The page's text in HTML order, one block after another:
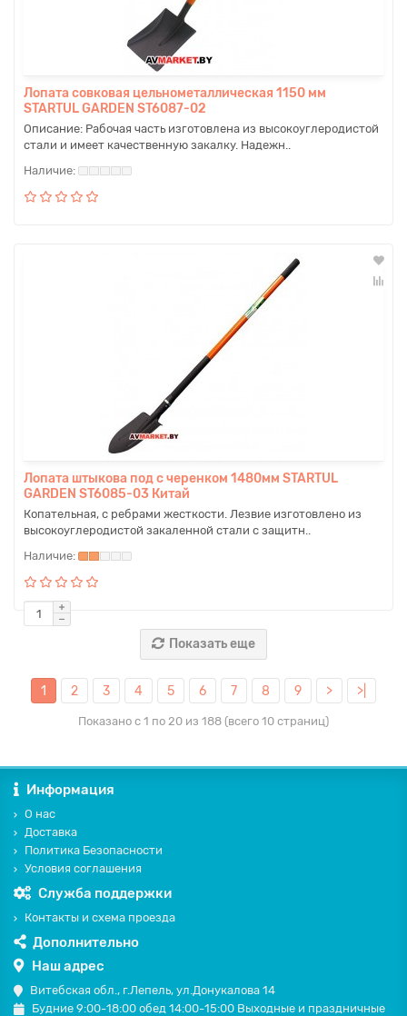
Лопата совковая цельнометаллическая 1150 мм
STARTUL GARDEN ST6087-02
Описание: Рабочая часть изготовлена из высокоуглеродистой
стали и имеет качественную закалку. Надежн..
Лопата штыкова под с черенком 1480мм STARTUL
GARDEN ST6085-03 Китай
Копательная, с ребрами жесткости. Лезвие изготовлено из
высокоуглеродистой закаленной стали с защитн..
Показать еще
1 2 3 4 5 6 7 8 9 > >|
Показано с 1 по 20 из 188 (всего 10 страниц)
Информация
О нас
Доставка
Политика Безопасности
Условия соглашения
Служба поддержки
Контакты и схема проезда
Дополнительно
Наш адрес
Витебская обл., г.Лепель, ул.Донукалова 14
Будние 9:00-18:00 обед 14:00-15:00 Выходные и праздничные